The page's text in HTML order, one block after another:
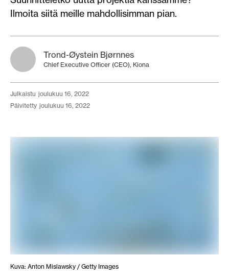
Ilmoita siitä meille mahdollisimman pian.
Trond-Øystein Bjørnnes
Chief Executive Officer (CEO), Kiona
julkaistu joulukuu 16, 2022
päivitetty joulukuu 16, 2022
Kuva: Anton Mislawsky / Getty Images